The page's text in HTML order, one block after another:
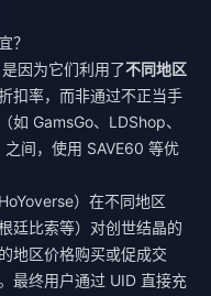
？
因为它们利用了不同地区
扣率，而非通过不正当手
GamsGo、LDShop、
之间，使用 SAVE60 等优
）在不同地区
廷比索等）对创世结晶的
地区价格购买或促成交
最终用户通过 UID 直接充